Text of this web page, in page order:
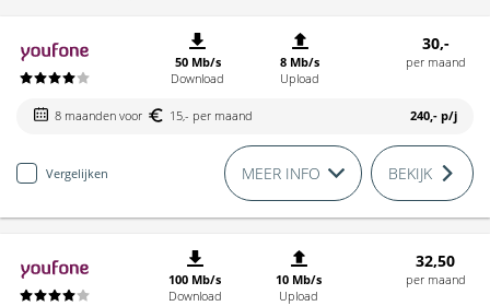
50 Mb/s
Download
8 Mb/s
Upload
30,-
per maand
8 maanden voor 15,- per maand 240,- p/j
Vergelijken MEER INFO BEKIJK
100 Mb/s
Download
10 Mb/s
Upload
32,50
per maand